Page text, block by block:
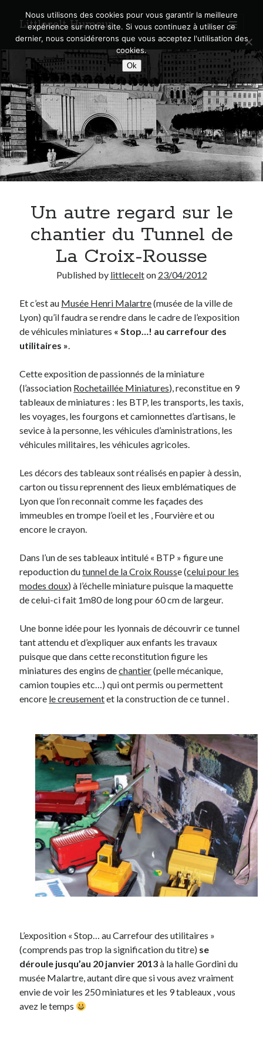
Littlecelt Humeur
open
primary
menu
Sidebar
Recherche sur le blog
Search
Derniers articles
Municipales 2026 : Lyon, Métropole et Caluire, mon choix pour l’avenir
Quel Lyonnais es-tu, Renaud Ducher ?
A quand une véritable place pour le vélo à Caluire dans la Métropole de
Lyon ?
Comment je vis ma vie sur un vélo
Entretien ménagerdansT’as vu quoi ? #52
JFdansC’était pas mieux avant… à Lyon
littleceltdans Comment j’ai opéré ma vélorution toute personnelle
Renaud Ducherdans Comment j’ai opéré ma vélorution toute
personnelle
Commentaires récents
Entretien ménagerdans T’as vu quoi ? #52
littleceltdans Comment j’ai opéré ma vélorution toute personnelle
Anthony dansComment j’ai opéré ma vélorution toute personnelle
Renaud DucherdansComment j’ai opéré ma vélorution toute
personnelle
On parle de quoi ?
A Lyon
Bon plan du dimanche
Coup de coeur
Engagé
Geek
Green
Humeur
Lectures
Lyon
Mini-monsieur
Non classé
Parole de Follower
Patchwork
Photos
Post inutile
Proust
Sons
Sorties cuculturelles
Vidéos
Un autre regard sur le
chantier du Tunnel de
La Croix-Rousse
Published by littlecelton 23/04/2012
Et c’est au Musée Henri Malartre(musée de la ville de
Lyon) qu’il faudra se rendre dans le cadre de l’exposition
de véhicules miniatures « Stop…! au carrefour des
utilitaires ».
Cette exposition de passionnés de la miniature
(l’association Rochetaillée Miniatures), reconstitue en 9
tableaux de miniatures : les BTP, les transports, les taxis,
les voyages, les fourgons et camionnettes d’artisans, le
sevice à la personne, les véhicules d’aministrations, les
véhicules militaires, les véhicules agricoles.
Les décors des tableaux sont réalisés en papier à dessin,
carton ou tissu reprennent des lieux emblématiques de
Lyon que l’on reconnait comme les façades des
immeubles en trompe l’oeil et les , Fourvière et ou
encore le crayon.
Dans l’un de ses tableaux intitulé « BTP » figure une
repoduction dutunnel de la Croix Rousse (celui pour les
modes doux) à l’échelle miniature puisque la maquette
de celui-ci fait 1m80 de long pour 60 cm de largeur.
Une bonne idée pour les lyonnais de découvrir ce tunnel
tant attendu et d’expliquer aux enfants les travaux
puisque que dans cette reconstitution figure les
miniatures des engins dechantier(pelle mécanique,
camion toupies etc…) qui ont permis ou permettent
encore le creusementet la construction de ce tunnel .
L’exposition « Stop… au Carrefour des utilitaires »
(comprends pas trop la signification du titre) se
déroule jusqu’au 20 janvier 2013à la halle Gordini du
musée Malartre, autant dire que si vous avez vraiment
envie de voir les 250 miniatures et les 9 tableaux , vous
avez le temps
Nous utilisons des cookies pour vous garantir la meilleure
expérience sur notre site. Si vous continuez à utiliser ce
dernier, nous considérerons que vous acceptez l'utilisation des
cookies.
Ok